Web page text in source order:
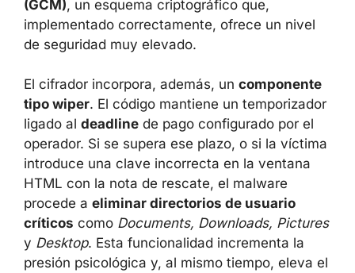
(GCM), un esquema criptográfico que,
implementado correctamente, ofrece un nivel
de seguridad muy elevado.
El cifrador incorpora, además, un componente
tipo wiper. El código mantiene un temporizador
ligado al deadline de pago configurado por el
operador. Si se supera ese plazo, o si la víctima
introduce una clave incorrecta en la ventana
HTML con la nota de rescate, el malware
procede a eliminar directorios de usuario
críticos como Documents, Downloads, Pictures
y Desktop. Esta funcionalidad incrementa la
presión psicológica y, al mismo tiempo, eleva el